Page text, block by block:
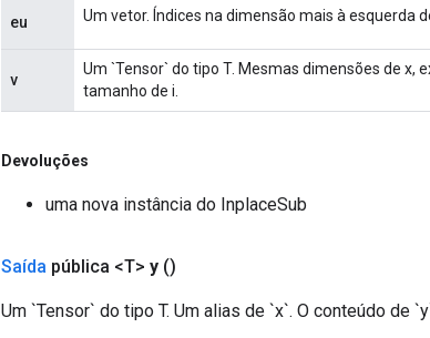
eu Um vetor. Índices na dimensão mais à esquerda
v
Um `Tensor` do tipo T. Mesmas dimensões de x,
tamanho de i.
Devoluções
uma nova instância do InplaceSub
Saída pública <T> y ()
Um `Tensor` do tipo T. Um alias de `x`. O conteúdo de